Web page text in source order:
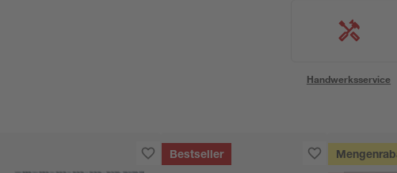
Handwerksservice
Bestseller